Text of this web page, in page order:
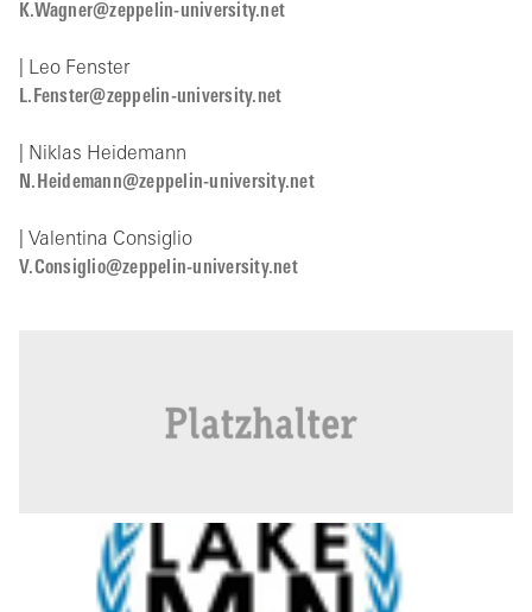
K.Wagner@zeppelin-university.net
| Leo Fenster
L.Fenster@zeppelin-university.net
| Niklas Heidemann
N.Heidemann@zeppelin-university.net
| Valentina Consiglio
V.Consiglio@zeppelin-university.net